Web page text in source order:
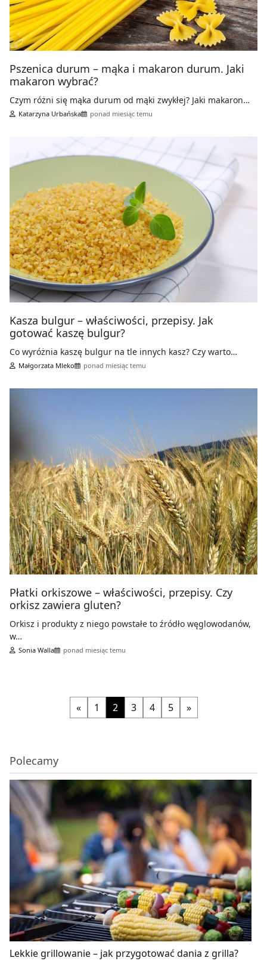
Pszenica durum – mąka i makaron durum. Jaki
makaron wybrać?
Czym różni się mąka durum od mąki zwykłej? Jaki makaron…
Katarzyna Urbańska ponad miesiąc temu
Kasza bulgur – właściwości, przepisy. Jak
gotować kaszę bulgur?
Co wyróżnia kaszę bulgur na tle innych kasz? Czy warto…
Małgorzata Mleko ponad miesiąc temu
Płatki orkiszowe – właściwości, przepisy. Czy
orkisz zawiera gluten?
Orkisz i produkty z niego powstałe to źródło węglowodanów,
w…
Sonia Walla ponad miesiąc temu
« 1 2 3 4 5 »
Polecamy
Lekkie grillowanie – jak przygotować dania z grilla?